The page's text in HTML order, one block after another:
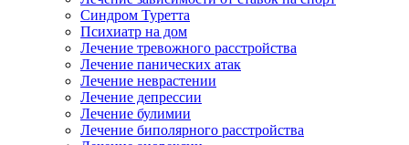
Синдром Туретта
Психиатр на дом
Лечение тревожного расстройства
Лечение панических атак
Лечение неврастении
Лечение депрессии
Лечение булимии
Лечение биполярного расстройства